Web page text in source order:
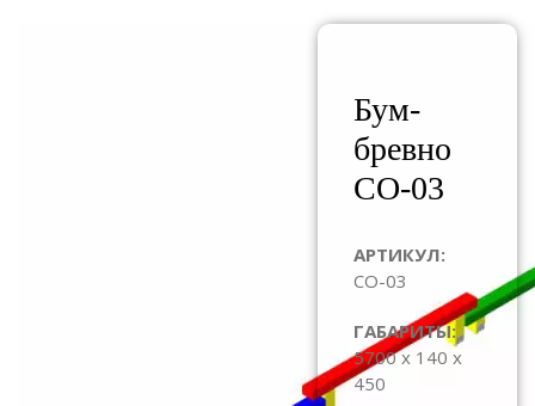
Бум-
бревно
СО-03
АРТИКУЛ:
СО-03
ГАБАРИТЫ:
5700 x 140 x
450